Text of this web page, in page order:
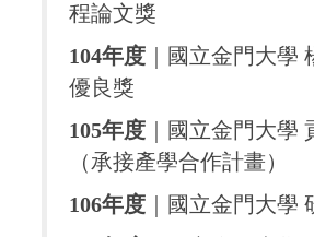
程論文獎
104年度 ｜國立金門大學
優良獎
105年度 ｜國立金門大學
（承接產學合作計畫）
106年度 ｜國立金門大學